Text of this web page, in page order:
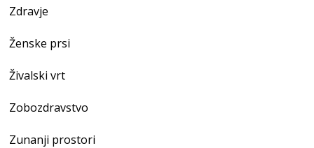
Zdravje
Ženske prsi
Živalski vrt
Zobozdravstvo
Zunanji prostori